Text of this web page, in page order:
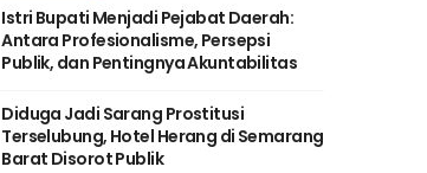
Istri Bupati Menjadi Pejabat Daerah:
Antara Profesionalisme, Persepsi
Publik, dan Pentingnya Akuntabilitas
Diduga Jadi Sarang Prostitusi
Terselubung, Hotel Herang di Semarang
Barat Disorot Publik